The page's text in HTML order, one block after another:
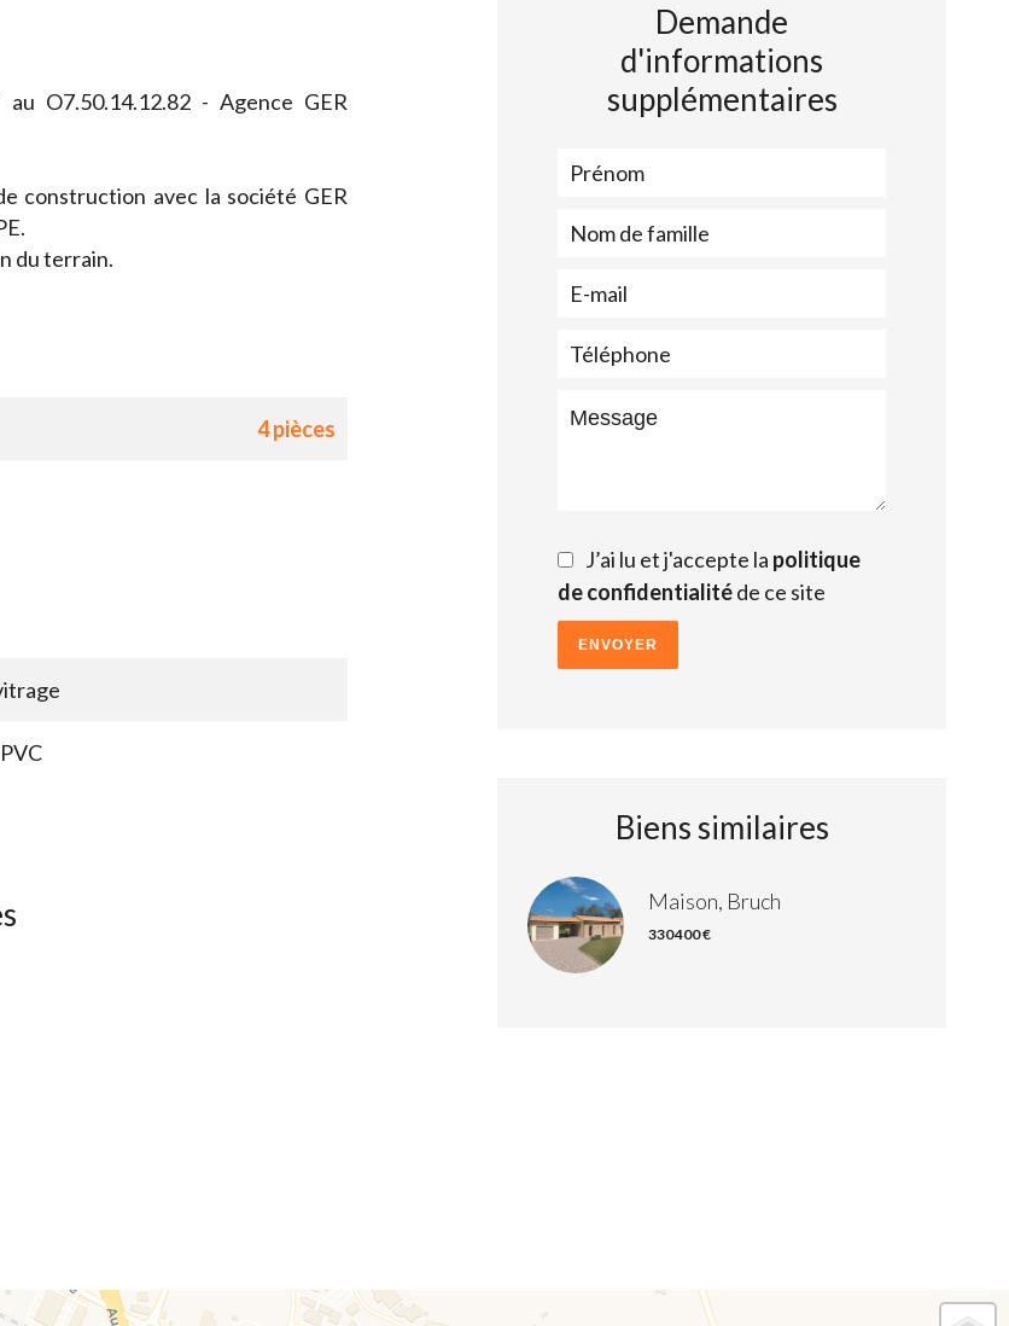
O7.50.14.12.82 - Agence GER
construction avec la société GER
du terrain.
4 pièces
Demande
d'informations
supplémentaires
J’ai lu et j'accepte la politique
de confidentialitéde ce site
ENVOYER
Biens similaires
Maison, Bruch
330 400 €